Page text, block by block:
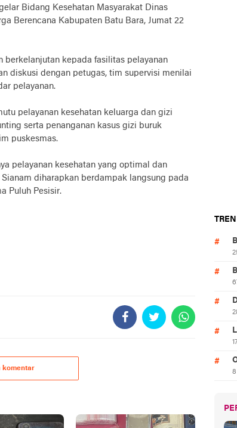
Bidang Kesehatan Masyarakat Dinas
Berencana Kabupaten Batu Bara, Jumat 22
kepada fasilitas pelayanan
diskusi dengan petugas, tim supervisi menilai
pelayanan.
pelayanan kesehatan keluarga dan gizi
serta penanganan kasus gizi buruk
puskesmas.
pelayanan kesehatan yang optimal dan
diharapkan berdampak langsung pada
Puluh Pesisir.
komentar